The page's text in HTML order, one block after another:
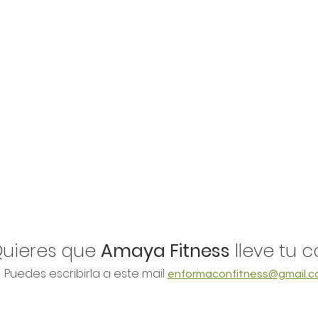
que Amaya Fitness lleve tu
Puedes escribirla a este mail